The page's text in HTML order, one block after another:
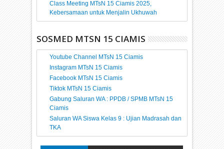
Class Meeting MTsN 15 Ciamis 2025,
Kebersamaan untuk Menjalin Ukhuwah
SOSMED MTSN 15 CIAMIS
Youtube Channel MTsN 15 Ciamis
Instagram MTsN 15 Ciamis
Facebook MTsN 15 Ciamis
Tiktok MTsN 15 Ciamis
Gabung Saluran WA : PPDB / SPMB MTsN 15
Ciamis
Saluran WA Siswa Kelas 9 : Ujian Madrasah dan
TKA